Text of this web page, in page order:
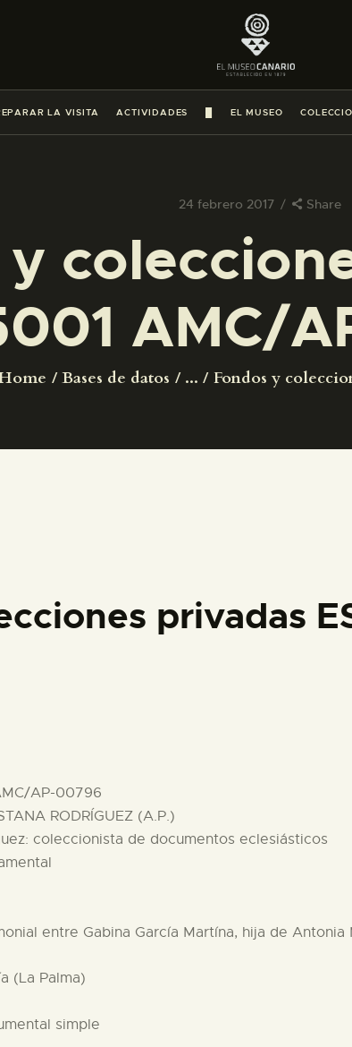
LA VISITA ACTIVIDADES EL MUSEO
24 febrero 2017 Share
AMC/
Bases de datos ... Fondos y
PREPARAR LA VISITA
ACTIVIDADES
█
COLECCIONES
DIDÁCTICA
ESPAÑOL
privadas
AP-00796
RODRÍGUEZ (A.P.)
coleccionista de documentos eclesiásticos
entre Gabina García Martína, hija de
(La Palma)
simple